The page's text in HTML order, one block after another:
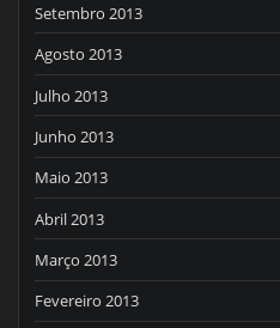
Setembro 2013
Agosto 2013
Julho 2013
Junho 2013
Maio 2013
Abril 2013
Março 2013
Fevereiro 2013